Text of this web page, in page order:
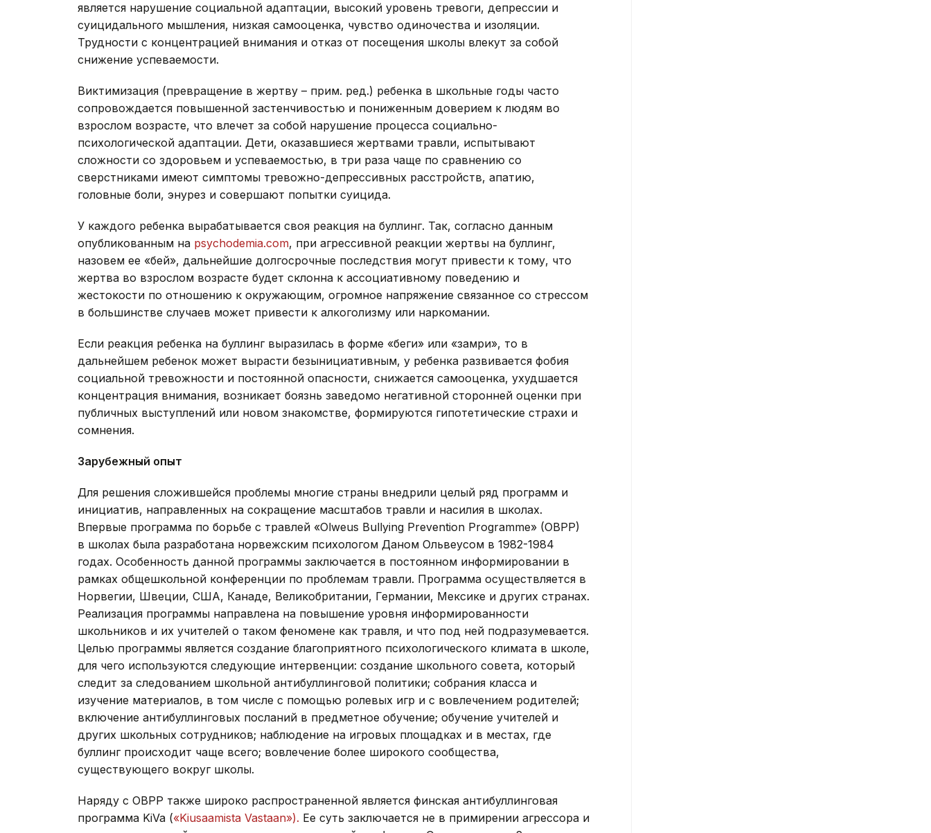
является нарушение социальной адаптации, высокий уровень тревоги, депрессии и
суицидального мышления, низкая самооценка, чувство одиночества и изоляции.
Трудности с концентрацией внимания и отказ от посещения школы влекут за собой
снижение успеваемости.
Виктимизация (превращение в жертву – прим. ред.) ребенка в школьные годы часто
сопровождается повышенной застенчивостью и пониженным доверием к людям во
взрослом возрасте, что влечет за собой нарушение процесса социально-
психологической адаптации. Дети, оказавшиеся жертвами травли, испытывают
сложности со здоровьем и успеваемостью, в три раза чаще по сравнению со
сверстниками имеют симптомы тревожно-депрессивных расстройств, апатию,
головные боли, энурез и совершают попытки суицида.
У каждого ребенка вырабатывается своя реакция на буллинг. Так, согласно данным
опубликованным на psychodemia.com, при агрессивной реакции жертвы на буллинг,
назовем ее «бей», дальнейшие долгосрочные последствия могут привести к тому, что
жертва во взрослом возрасте будет склонна к ассоциативному поведению и
жестокости по отношению к окружающим, огромное напряжение связанное со стрессом
в большинстве случаев может привести к алкоголизму или наркомании.
Если реакция ребенка на буллинг выразилась в форме «беги» или «замри», то в
дальнейшем ребенок может вырасти безынициативным, у ребенка развивается фобия
социальной тревожности и постоянной опасности, снижается самооценка, ухудшается
концентрация внимания, возникает боязнь заведомо негативной сторонней оценки при
публичных выступлений или новом знакомстве, формируются гипотетические страхи и
сомнения.
Зарубежный опыт
Для решения сложившейся проблемы многие страны внедрили целый ряд программ и
инициатив, направленных на сокращение масштабов травли и насилия в школах.
Впервые программа по борьбе с травлей «Olweus Bullying Prevention Programme» (OBPP)
в школах была разработана норвежским психологом Даном Ольвеусом в 1982-1984
годах. Особенность данной программы заключается в постоянном информировании в
рамках общешкольной конференции по проблемам травли. Программа осуществляется в
Норвегии, Швеции, США, Канаде, Великобритании, Германии, Мексике и других странах.
Реализация программы направлена на повышение уровня информированности
школьников и их учителей о таком феномене как травля, и что под ней подразумевается.
Целью программы является создание благоприятного психологического климата в школе,
для чего используются следующие интервенции: создание школьного совета, который
следит за следованием школьной антибуллинговой политики; собрания класса и
изучение материалов, в том числе с помощью ролевых игр и с вовлечением родителей;
включение антибуллинговых посланий в предметное обучение; обучение учителей и
других школьных сотрудников; наблюдение на игровых площадках и в местах, где
буллинг происходит чаще всего; вовлечение более широкого сообщества,
существующего вокруг школы.
Наряду с OBPP также широко распространенной является финская антибуллинговая
программа KiVa («Kiusaamista Vastaan»). Ее суть заключается не в примирении агрессора и